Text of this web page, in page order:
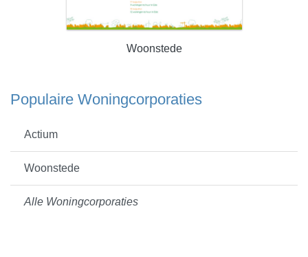
Woonstede
Populaire Woningcorporaties
Actium
Woonstede
Alle Woningcorporaties